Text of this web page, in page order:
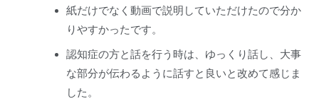
紙だけでなく動画で説明していただけたので分か
りやすかったです。
認知症の方と話を行う時は、ゆっくり話し、大事
な部分が伝わるように話すと良いと改めて感じま
した。